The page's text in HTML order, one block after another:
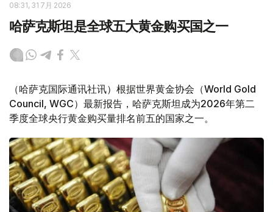
08:31, 31 7月 2026
哈萨克斯坦是全球五大黄金购买国之一
（哈萨克国际通讯社讯）根据世界黄金协会（World Gold
Council, WGC）最新报告，哈萨克斯坦成为2026年第二
季度全球央行黄金购买量排名前五的国家之一。